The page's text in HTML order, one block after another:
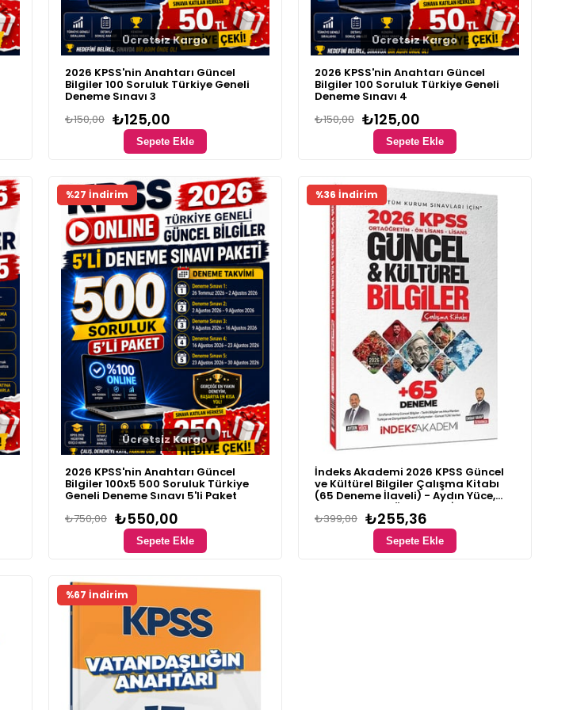
Ücretsiz Kargo
2026 KPSS'nin Anahtarı Güncel
Bilgiler 100 Soruluk Türkiye Geneli
Deneme Sınavı 3
₺125,00
₺150,00
Sepete Ekle
Ücretsiz Kargo
2026 KPSS'nin Anahtarı Güncel
Bilgiler 100 Soruluk Türkiye Geneli
Deneme Sınavı 4
₺125,00
₺150,00
Sepete Ekle
Ücretsiz Kargo
2026 KPSS'nin Anahtarı Güncel
Bilgiler 100x5 500 Soruluk Türkiye
Geneli Deneme Sınavı 5'li Paket
₺550,00
₺750,00
Sepete Ekle
%27 İndirim
Fırsat Ürünü
İndeks Akademi 2026 KPSS Güncel
ve Kültürel Bilgiler Çalışma Kitabı
(65 Deneme İlaveli) - Aydın Yüce,
Emrah Vahap Özkaraca İndeks
Akademi Yayıncılık
₺255,36
₺399,00
Sepete Ekle
%36 İndirim
Fırsat Ürünü
%67 İndirim